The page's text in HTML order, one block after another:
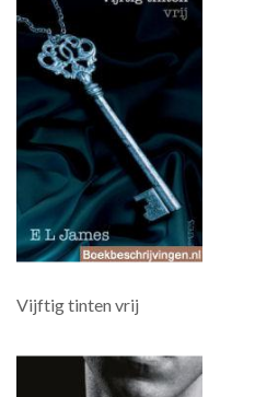
Vijftig tinten vrij